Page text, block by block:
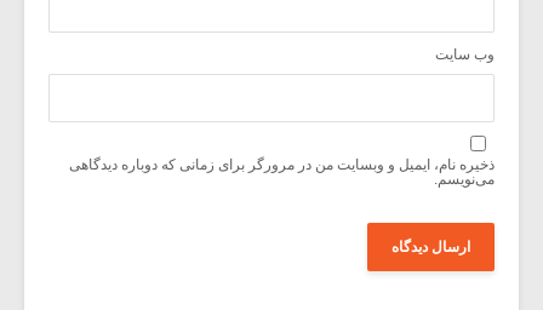
وب‌ سایت
ذخیره نام، ایمیل و وبسایت من در مرورگر برای زمانی که دوباره دیدگاهی
می‌نویسم.